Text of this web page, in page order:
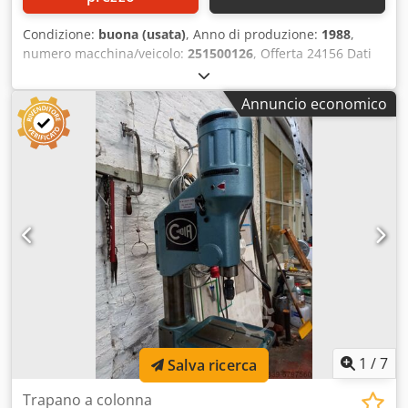
Condizione: buona (usata), Anno di produzione: 1988,
numero macchina/veicolo: 251500126, Offerta 24156 Dati
tecnici: - Capacità di foratura in acciaio ST 60 18 mm -
Supporto mandrino trapano MK 2 - Corsa del mandrino
portapunta 100 mm - Velocità del mandrino del trapano
circa 340 - 2400 giri/min Crsdpfovxhdcsx Aiyof - Rotazione
destra e sinistra - Sporgenza 250 mm - distanza max.
tavola - mandrino di foratura 670 mm - Tavolo con 2
scanalature a T 320 x 280 mm - Altezza regolabile tramite
cremagliera e pignone con manovella - Azionamento 400 V
/ 0,75 kW - Ingombro circa L 500 x A 1750 x P 750 mm -
Peso circa 180 kg - con: - mandrino autoserrante
Annuncio economico
1 /7
Trapano a colonna
Salva ricerca